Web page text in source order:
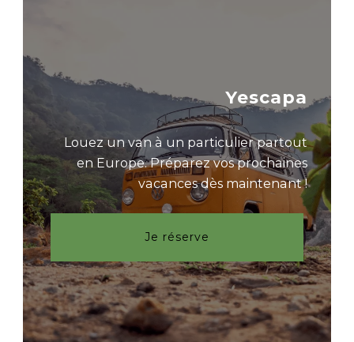
Yescapa
Louez un van à un particulier partout
en Europe. Préparez vos prochaines
vacances dès maintenant !
Je réserve